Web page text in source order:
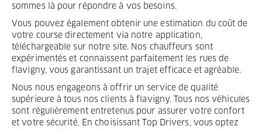
sommes là pour répondre à vos besoins.
Vous pouvez également obtenir une estimation du coût de
votre course directement via notre application,
téléchargeable sur notre site. Nos chauffeurs sont
expérimentés et connaissent parfaitement les rues de
flavigny, vous garantissant un trajet efficace et agréable.
Nous nous engageons à offrir un service de qualité
supérieure à tous nos clients à flavigny. Tous nos véhicules
sont régulièrement entretenus pour assurer votre confort
et votre sécurité. En choisissant Top Drivers, vous optez